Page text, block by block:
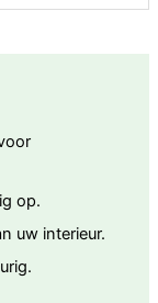
op.
uw interieur.